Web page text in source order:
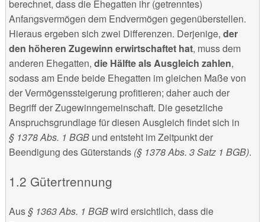
berechnet, dass die Ehegatten ihr (getrenntes)
Anfangsvermögen dem Endvermögen gegenüberstellen.
Hieraus ergeben sich zwei Differenzen. Derjenige, der
den höheren Zugewinn erwirtschaftet hat, muss dem
anderen Ehegatten, die Hälfte als Ausgleich zahlen,
sodass am Ende beide Ehegatten im gleichen Maße von
der Vermögenssteigerung profitieren; daher auch der
Begriff der Zugewinngemeinschaft. Die gesetzliche
Anspruchsgrundlage für diesen Ausgleich findet sich in
§ 1378 Abs. 1 BGBund entsteht im Zeitpunkt der
Beendigung des Güterstands (§ 1378 Abs. 3 Satz 1 BGB).
Gütertrennung
Aus § 1363 Abs. 1 BGBwird ersichtlich, dass die